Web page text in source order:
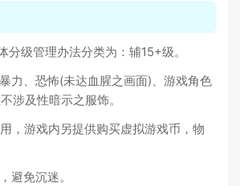
分级管理办法分类为：辅15+级。
力、恐怖(未达血腥之画面)、游戏角色
涉及性暗示之服饰。
，游戏内另提供购买虚拟游戏币，物
避免沉迷。